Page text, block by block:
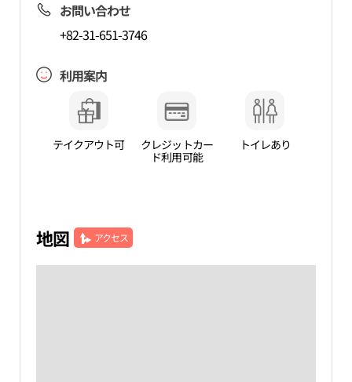
お問い合わせ
+82-31-651-3746
利用案内
テイクアウト可
クレジットカー
ド利用可能
トイレあり
地図 アクセス